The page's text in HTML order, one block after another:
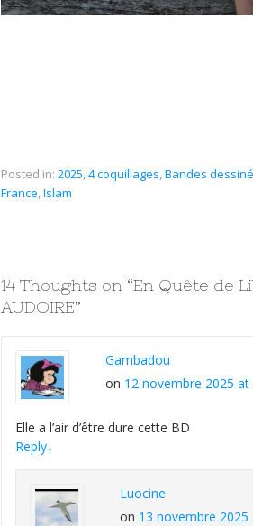
Posted in: 2025,4 coquillages,Bandes
France,Islam
14 Thoughts on “En Quête de
AUDOIRE”
Gambadou
on 12 novembre 2025 at
Elle a l’air d’être dure cette BD
Reply↓
Luocine
on 13 novembre 2025